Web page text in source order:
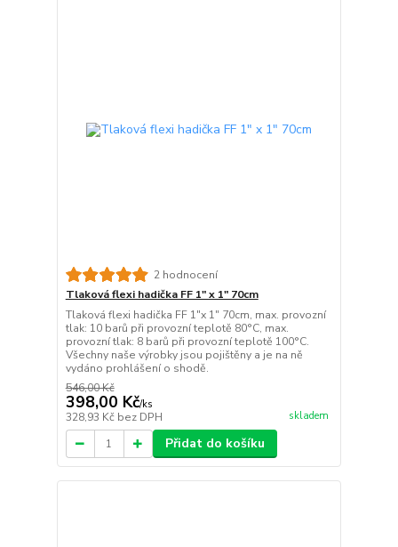
2 hodnocení
Tlaková flexi hadička FF 1" x 1" 70cm
Tlaková flexi hadička FF 1"x 1" 70cm, max. provozní
tlak: 10 barů při provozní teplotě 80°C, max.
provozní tlak: 8 barů při provozní teplotě 100°C.
Všechny naše výrobky jsou pojištěny a je na ně
vydáno prohlášení o shodě.
546,00 Kč
398,00 Kč/ks
328,93 Kč bez DPH skladem
Přidat do košíku